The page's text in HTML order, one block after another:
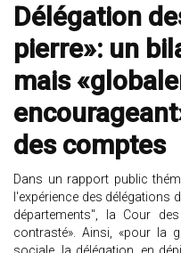
Délégation
pierre»: un
mais
des comptes
Dans un rapport public
l'expérience des délégations
départements", la Cour
contrasté». Ainsi, «pour la